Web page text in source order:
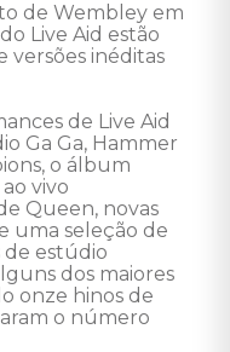
de Wembley em
Live Aid estão
versões inéditas
de Live Aid
Ga Ga, Hammer
o álbum
vivo
Queen, novas
uma seleção de
de estúdio
dos maiores
onze hinos de
o número